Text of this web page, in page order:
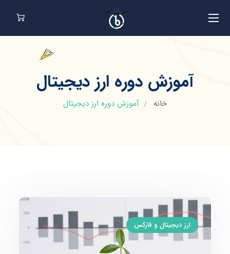
آموزش دوره ارز دیجیتال
خانه آموزش دوره ارز دیجیتال
ارز دیجیتال و فارکس